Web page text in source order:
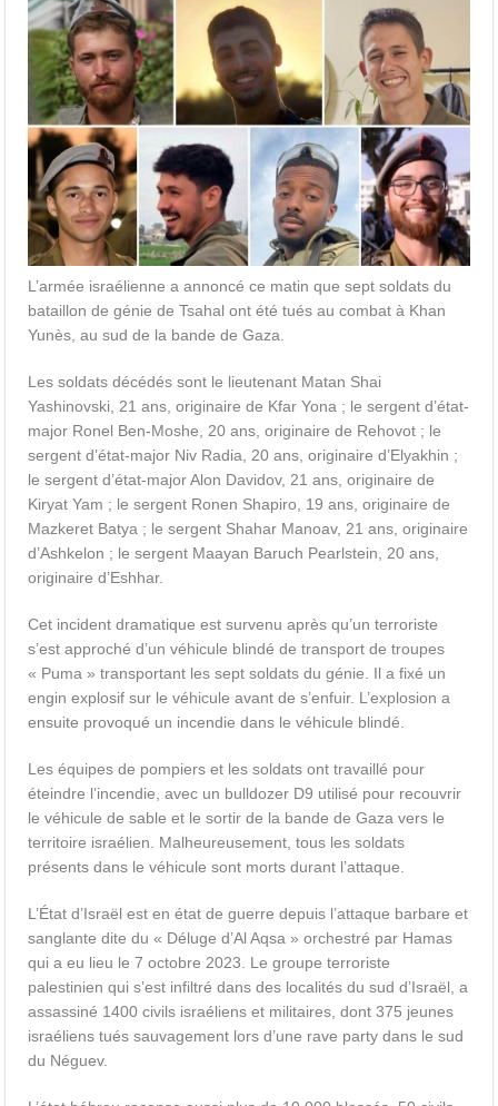
L’armée israélienne a annoncé ce matin que sept soldats du
bataillon de génie de Tsahal ont été tués au combat à Khan
Yunès, au sud de la bande de Gaza.
Les soldats décédés sont le lieutenant Matan Shai
Yashinovski, 21 ans, originaire de Kfar Yona ; le sergent d’état-
major Ronel Ben-Moshe, 20 ans, originaire de Rehovot ; le
sergent d’état-major Niv Radia, 20 ans, originaire d’Elyakhin ;
le sergent d’état-major Alon Davidov, 21 ans, originaire de
Kiryat Yam ; le sergent Ronen Shapiro, 19 ans, originaire de
Mazkeret Batya ; le sergent Shahar Manoav, 21 ans, originaire
d’Ashkelon ; le sergent Maayan Baruch Pearlstein, 20 ans,
originaire d’Eshhar.
Cet incident dramatique est survenu après qu’un terroriste
s’est approché d’un véhicule blindé de transport de troupes
« Puma » transportant les sept soldats du génie. Il a fixé un
engin explosif sur le véhicule avant de s’enfuir. L’explosion a
ensuite provoqué un incendie dans le véhicule blindé.
Les équipes de pompiers et les soldats ont travaillé pour
éteindre l’incendie, avec un bulldozer D9 utilisé pour recouvrir
le véhicule de sable et le sortir de la bande de Gaza vers le
territoire israélien. Malheureusement, tous les soldats
présents dans le véhicule sont morts durant l’attaque.
L’État d’Israël est en état de guerre depuis l’attaque barbare et
sanglante dite du « Déluge d’Al Aqsa » orchestré par Hamas
qui a eu lieu le 7 octobre 2023. Le groupe terroriste
palestinien qui s’est infiltré dans des localités du sud d’Israël, a
assassiné 1400 civils israéliens et militaires, dont 375 jeunes
israéliens tués sauvagement lors d’une rave party dans le sud
du Néguev.